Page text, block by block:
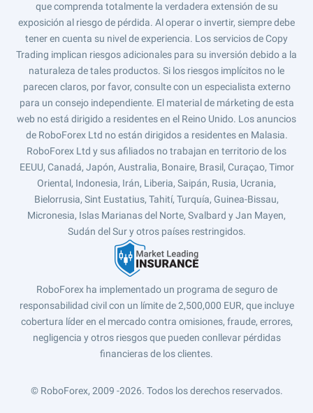
que comprenda totalmente la verdadera extensión de su
exposición al riesgo de pérdida. Al operar o invertir, siempre debe
tener en cuenta su nivel de experiencia. Los servicios de Copy
Trading implican riesgos adicionales para su inversión debido a la
naturaleza de tales productos. Si los riesgos implícitos no le
parecen claros, por favor, consulte con un especialista externo
para un consejo independiente. El material de márketing de esta
web no está dirigido a residentes en el Reino Unido. Los anuncios
de RoboForex Ltd no están dirigidos a residentes en Malasia.
RoboForex Ltd y sus afiliados no trabajan en territorio de los
EEUU, Canadá, Japón, Australia, Bonaire, Brasil, Curaçao, Timor
Oriental, Indonesia, Irán, Liberia, Saipán, Rusia, Ucrania,
Bielorrusia, Sint Eustatius, Tahití, Turquía, Guinea-Bissau,
Micronesia, Islas Marianas del Norte, Svalbard y Jan Mayen,
Sudán del Sur y otros países restringidos.
RoboForex ha implementado un programa de seguro de
responsabilidad civil con un límite de 2,500,000 EUR, que incluye
cobertura líder en el mercado contra omisiones, fraude, errores,
negligencia y otros riesgos que pueden conllevar pérdidas
financieras de los clientes.
© RoboForex, 2009 -2026. Todos los derechos reservados.